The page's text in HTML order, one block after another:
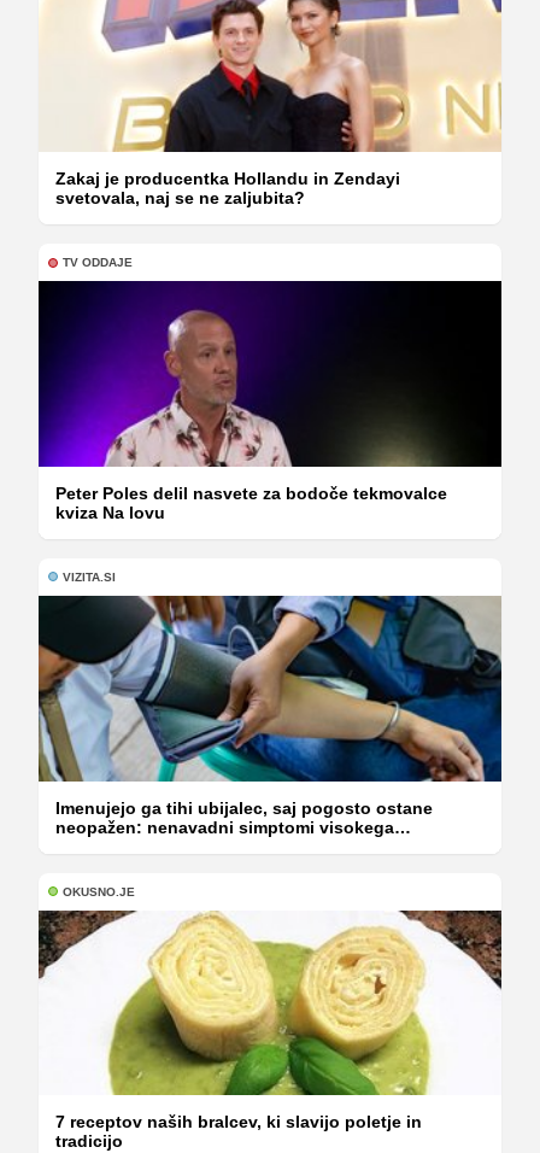
Zakaj je producentka Hollandu in Zendayi
svetovala, naj se ne zaljubita?
TV ODDAJE
Peter Poles delil nasvete za bodoče tekmovalce
kviza Na lovu
VIZITA.SI
Imenujejo ga tihi ubijalec, saj pogosto ostane
neopažen: nenavadni simptomi visokega
OKUSNO.JE
7 receptov naših bralcev, ki slavijo poletje in
tradicijo